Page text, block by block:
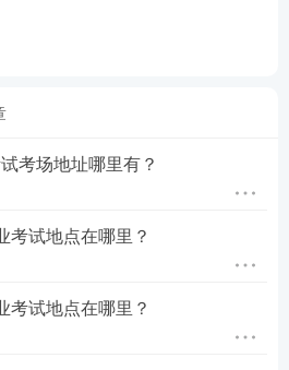
前补办。
的火车站或机场开具临时身
考场地址哪里有？
考试地点在哪里？
考试地点在哪里？